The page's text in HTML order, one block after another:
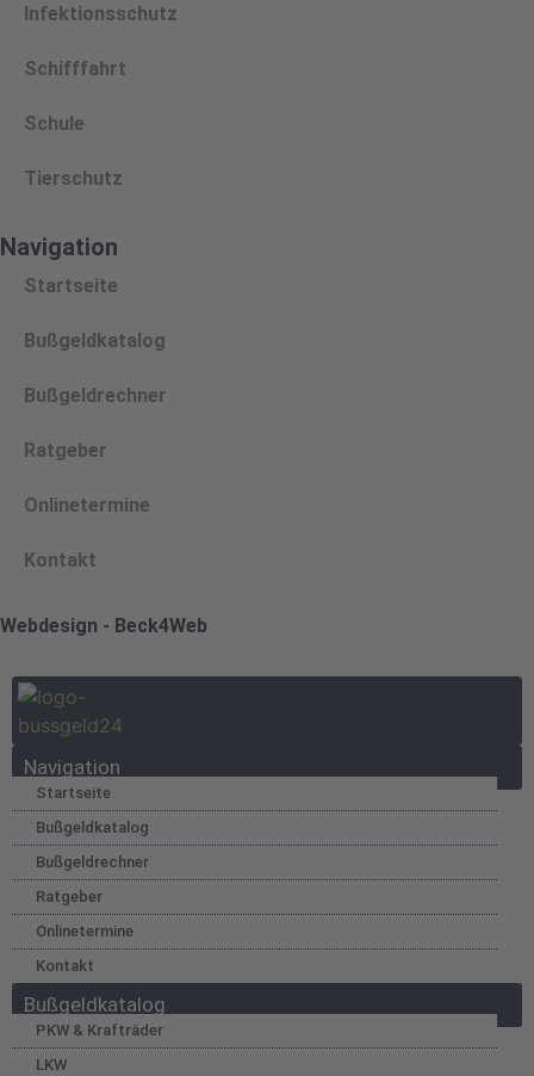
Infektionsschutz
Schifffahrt
Schule
Tierschutz
Navigation
Startseite
Bußgeldkatalog
Bußgeldrechner
Ratgeber
Onlinetermine
Kontakt
Webdesign - Beck4Web
Navigation
Startseite
Bußgeldkatalog
Bußgeldrechner
Ratgeber
Onlinetermine
Kontakt
Bußgeldkatalog
PKW & Krafträder
LKW